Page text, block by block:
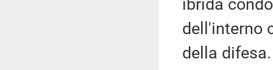
ibrida
dell'interno
della difesa.